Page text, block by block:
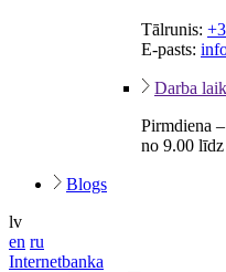
Tālrunis:
E-pasts:
Darba
Pirmdiena
no 9.00
Blogs
lv
en ru
Internetbanka